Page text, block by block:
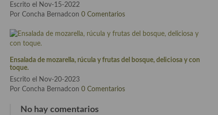
Cocina Vasca
Cocina Europea
Cocina Austriaca
Cocina Belga
Cocina Britanica
Escrito el Nov-15-2022
Por Concha Bernadcon 0 Comentarios
Ensalada de mozarella, rúcula y frutas del bosque, deliciosa y con
toque.
Escrito el Nov-20-2023
Por Concha Bernadcon 0 Comentarios
No hay comentarios